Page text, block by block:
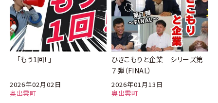
奥出雲町
2026年02月02日
「もう1回！」
奥出雲町
2026年01月13日
ひきこもりと企業 シリーズ第
７弾（FINAL）